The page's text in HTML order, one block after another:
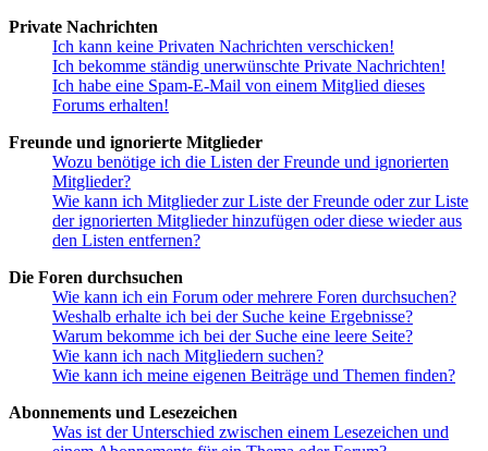
Private Nachrichten
Ich kann keine Privaten Nachrichten verschicken!
Ich bekomme ständig unerwünschte Private Nachrichten!
Ich habe eine Spam-E-Mail von einem Mitglied dieses
Forums erhalten!
Freunde und ignorierte Mitglieder
Wozu benötige ich die Listen der Freunde und ignorierten
Mitglieder?
Wie kann ich Mitglieder zur Liste der Freunde oder zur Liste
der ignorierten Mitglieder hinzufügen oder diese wieder aus
den Listen entfernen?
Die Foren durchsuchen
Wie kann ich ein Forum oder mehrere Foren durchsuchen?
Weshalb erhalte ich bei der Suche keine Ergebnisse?
Warum bekomme ich bei der Suche eine leere Seite?
Wie kann ich nach Mitgliedern suchen?
Wie kann ich meine eigenen Beiträge und Themen finden?
Abonnements und Lesezeichen
Was ist der Unterschied zwischen einem Lesezeichen und